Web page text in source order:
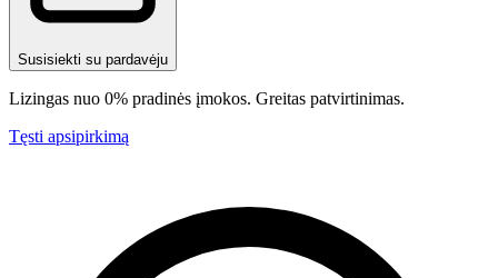
Susisiekti su pardavėju
Lizingas nuo 0% pradinės įmokos. Greitas patvirtinimas.
Tęsti apsipirkimą